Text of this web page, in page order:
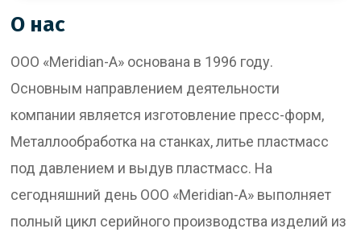
О нас
ООО «Meridian-A» основана в 1996 году.
Основным направлением деятельности
компании является изготовление пресс-форм,
Металлообработка на станках, литье пластмасс
под давлением и выдув пластмасс. На
сегодняшний день ООО «Meridian-A» выполняет
полный цикл серийного производства изделий из